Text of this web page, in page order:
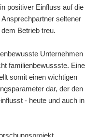
positiver Einfluss auf die
seltener
Betrieb treu.
Unternehmen
familienbewussste. Eine
somit einen wichtigen
dar, der den
- heute und auch in